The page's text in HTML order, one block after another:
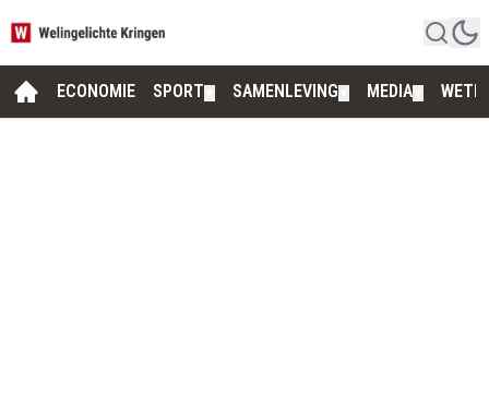
ECONOMIE SPORT SAMENLEVING MEDIA